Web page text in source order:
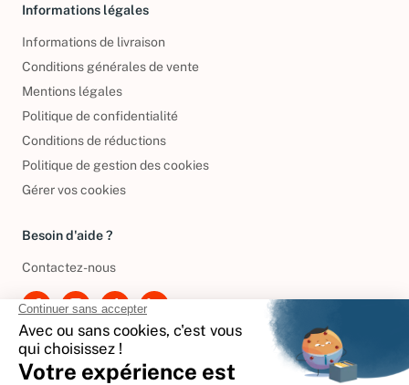
Informations légales
Informations de livraison
Conditions générales de vente
Mentions légales
Politique de confidentialité
Conditions de réductions
Politique de gestion des cookies
Gérer vos cookies
Besoin d'aide ?
Contactez-nous
International